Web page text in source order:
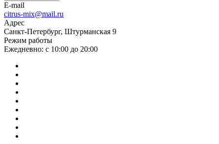
E-mail
citrus-mix@mail.ru
Адрес
Санкт-Петербург, Штурманская 9
Режим работы
Ежедневно: с 10:00 до 20:00